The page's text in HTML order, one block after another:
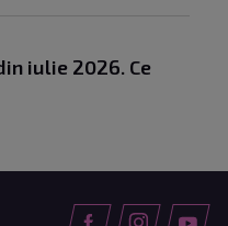
iulie 2026. Ce